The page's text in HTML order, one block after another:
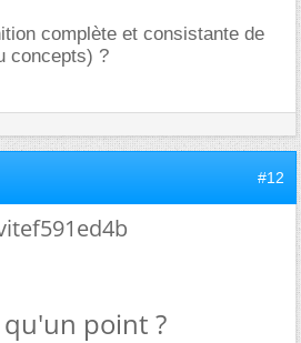
complète et consistante de
concepts) ?
#12
qu'un point ?